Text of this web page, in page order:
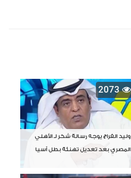
2073
وليد الفراج يوجه رسالة شكر لـ الأهلي
المصري بعد تعديل تهنئة بطل آسيا